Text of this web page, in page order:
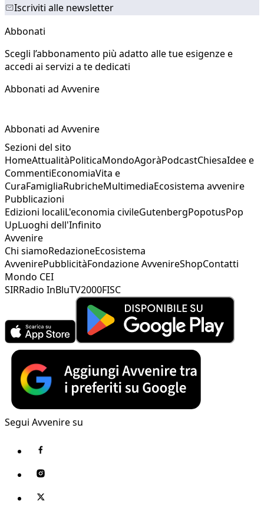
Iscriviti alle newsletter
Abbonati
Scegli l’abbonamento più adatto alle tue esigenze e
accedi ai servizi a te dedicati
Abbonati ad Avvenire
Abbonati ad Avvenire
Sezioni del sito
HomeAttualitàPoliticaMondoAgoràPodcastChiesaIdee e
CommentiEconomiaVita e
CuraFamigliaRubricheMultimediaEcosistema avvenire
Pubblicazioni
Edizioni localiL'economia civileGutenbergPopotusPop
UpLuoghi dell'Infinito
Avvenire
Chi siamoRedazioneEcosistema
AvvenirePubblicitàFondazione AvvenireShopContatti
Mondo CEI
SIRRadio InBluTV2000FISC
Segui Avvenire su